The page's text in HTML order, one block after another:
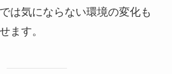
は気にならない環境の変化も
ます。